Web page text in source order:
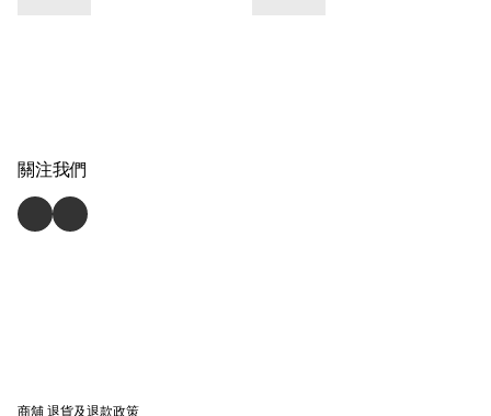
關注我們
商舖 退貨及退款政策